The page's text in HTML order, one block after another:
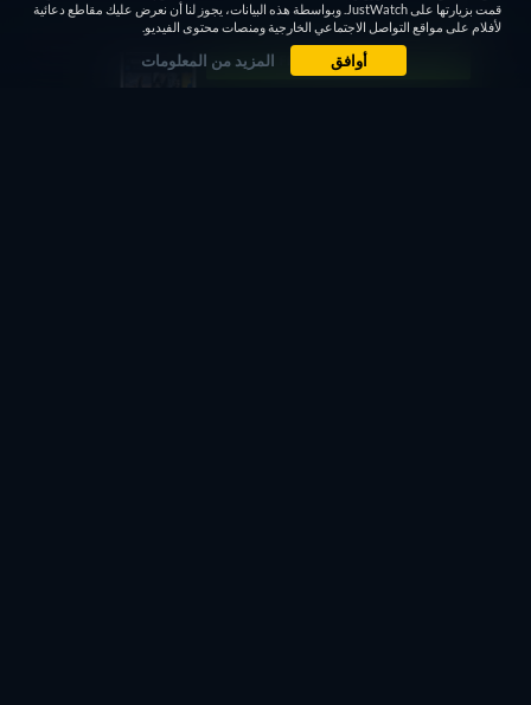
قمت بزيارتها على JustWatch. وبواسطة هذه البيانات، يجوز لنا أن نعرض عليك مقاطع دعائية
لأفلام على مواقع التواصل الاجتماعي الخارجية ومنصات محتوى الفيديو.
أوافق المزيد من المعلومات